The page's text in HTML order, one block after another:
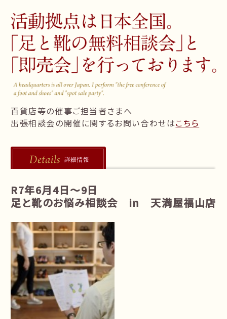
オンラインショップ
お問い合わせ
follow us!
百貨店等の催事ご担当者さまへ
出張相談会の開催に関するお問い合わせはこちら
R7年6月4日～9日
足と靴のお悩み相談会 in 天満屋福山店